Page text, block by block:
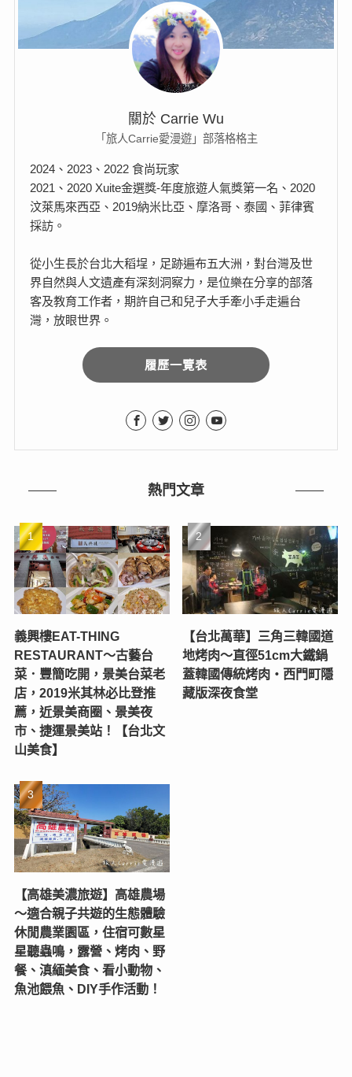
關於 Carrie Wu
「旅人Carrie愛漫遊」部落格格主
2024、2023、2022 食尚玩家
2021、2020 Xuite金選獎-年度旅遊人氣獎第一名、2020
汶萊馬來西亞、2019納米比亞、摩洛哥、泰國、菲律賓
採訪。
從小生長於台北大稻埕，足跡遍布五大洲，對台灣及世
界自然與人文遺產有深刻洞察力，是位樂在分享的部落
客及教育工作者，期許自己和兒子大手牽小手走遍台
灣，放眼世界。
履歷一覽表
熱門文章
義興樓EAT-THING
RESTAURANT〜古藝台
菜．豐簡吃開，景美台菜老
店，2019米其林必比登推
薦，近景美商圈、景美夜
市、捷運景美站！【台北文
山美食】
【台北萬華】三角三韓國道
地烤肉～直徑51cm大鐵鍋
蓋韓國傳統烤肉‧西門町隱
藏版深夜食堂
【高雄美濃旅遊】高雄農場
〜適合親子共遊的生態體驗
休閒農業園區，住宿可數星
星聽蟲鳴，露營、烤肉、野
餐、滇緬美食、看小動物、
魚池餵魚、DIY手作活動！